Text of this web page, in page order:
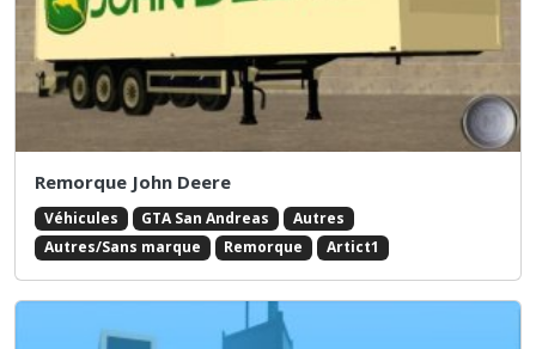
Remorque John Deere
Véhicules GTA San Andreas
Autres
Autres/Sans marque
Remorque Artict1